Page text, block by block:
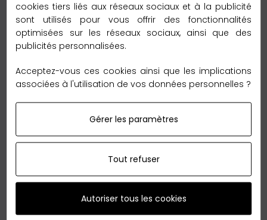
engageons à vous répondre dans les 24 heures pour
trouver une solution satisfaisante.
Commandez dès maintenant votre Étole de soie
V PRINT Noir !
N'attendez plus pour ajouter une touche d'élégance à
votre tenue avec l'Étole de soie V PRINT Noir
pour femme, cet accessoire luxueux et polyvalent est
fait pour vous. Commandez dès maintenant pour
profiter de nos promotions et soldes exceptionnels !
cookies tiers liés aux réseaux sociaux et à la publicité
sont utilisés pour vous offrir des fonctionnalités
optimisées sur les réseaux sociaux, ainsi que des
publicités personnalisées.
Acceptez-vous ces cookies ainsi que les implications
associées à l'utilisation de vos données personnelles ?
Gérer les paramètres
Tout refuser
Autoriser tous les cookies